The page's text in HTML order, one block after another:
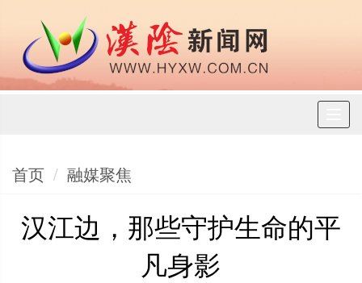
首页 融媒聚焦
汉江边，那些守护生命的平
凡身影